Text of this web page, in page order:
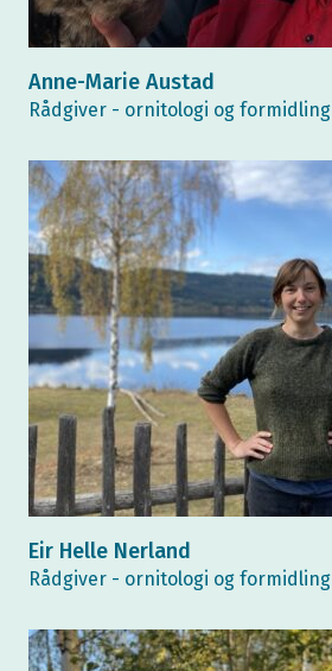
Anne-Marie Austad
Rådgiver - ornitologi og formidling
Eir Helle Nerland
Rådgiver - ornitologi og formidling